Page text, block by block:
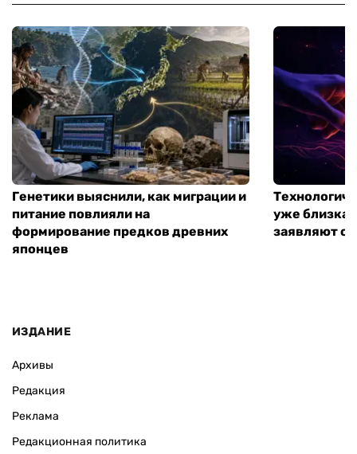
Генетики выяснили, как миграции и
питание повлияли на
формирование предков древних
японцев
уже близка:
заявляют о
ИЗДАНИЕ
Архивы
Редакция
Реклама
Редакционная политика